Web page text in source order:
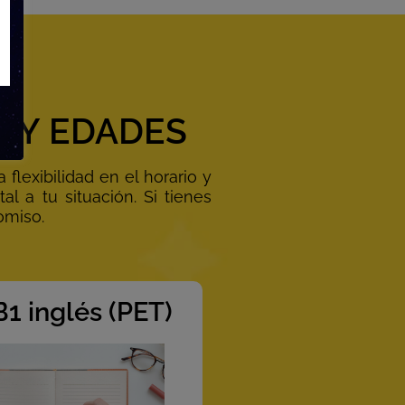
Y EDADES
flexibilidad en el horario y
a tu situación. Si tienes
inglés (PET)